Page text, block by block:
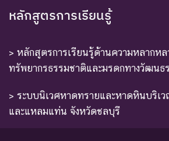
หลักสูตรการเรียนรู้
> หลักสูตรการเรียนรู้ด้านความหลากหล
ทรัพยากรธรรมชาติและมรดกทางวัฒนธ
> ระบบนิเวศหาดทรายและหาดหินบริเ
และแหลมแท่น จังหวัดชลบุรี